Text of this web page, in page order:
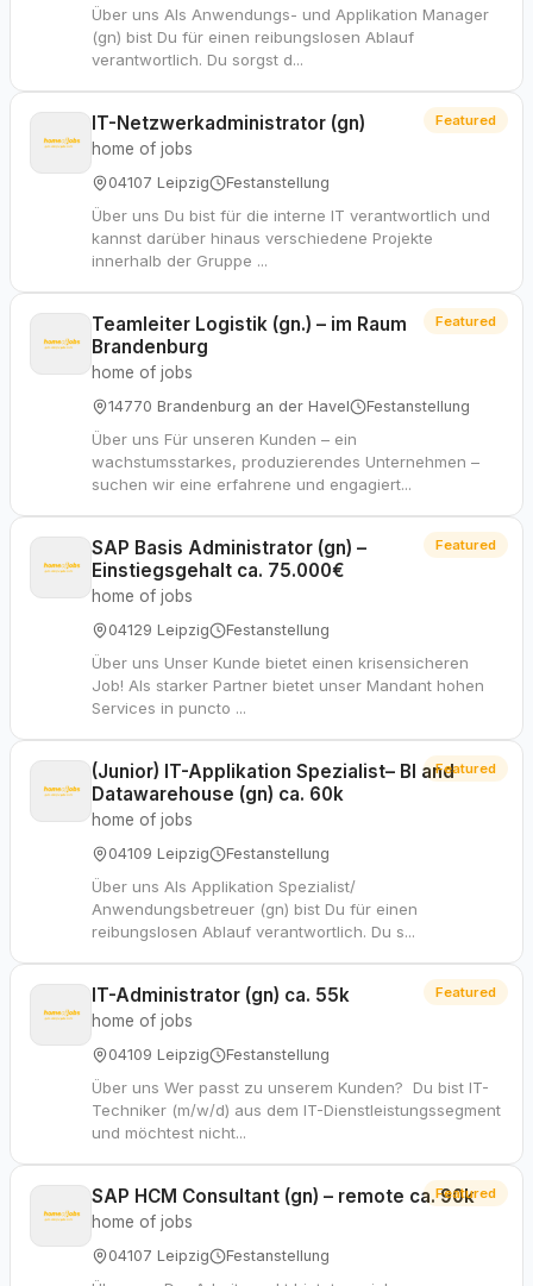
Über uns Als Anwendungs- und Applikation Manager
(gn) bist Du für einen reibungslosen Ablauf
verantwortlich. Du sorgst d...
IT-Netzwerkadministrator (gn)
home of jobs
04107 Leipzig Festanstellung
Über uns Du bist für die interne IT verantwortlich und
kannst darüber hinaus verschiedene Projekte
innerhalb der Gruppe ...
Featured
Teamleiter Logistik (gn.) – im Raum
Brandenburg
home of jobs
14770 Brandenburg an der Havel Festanstellung
Über uns Für unseren Kunden – ein
wachstumsstarkes, produzierendes Unternehmen –
suchen wir eine erfahrene und engagiert...
Featured
SAP Basis Administrator (gn) –
Einstiegsgehalt ca. 75.000€
home of jobs
04129 Leipzig Festanstellung
Über uns Unser Kunde bietet einen krisensicheren
Job! Als starker Partner bietet unser Mandant hohen
Services in puncto ...
Featured
(Junior) IT-Applikation Spezialist– BI and
Datawarehouse (gn) ca. 60k
home of jobs
04109 Leipzig Festanstellung
Über uns Als Applikation Spezialist/
Anwendungsbetreuer (gn) bist Du für einen
reibungslosen Ablauf verantwortlich. Du s...
Featured
IT-Administrator (gn) ca. 55k
home of jobs
04109 Leipzig Festanstellung
Über uns Wer passt zu unserem Kunden? Du bist IT-
Techniker (m/w/d) aus dem IT-Dienstleistungssegment
und möchtest nicht...
Featured
SAP HCM Consultant (gn) – remote ca. 90k
home of jobs
04107 Leipzig Festanstellung
Featured